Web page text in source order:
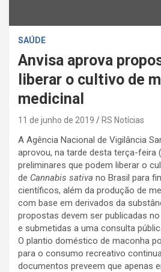
SAÚDE
Anvisa aprova
liberar o cultivo de
medicinal
11 de junho de 2019 RS Notícias
A Agência Nacional de Vigilância
aprovou, na tarde desta terça-feira
preliminares que podem liberar o
de Cannabis sativa no Brasil para
científicos, além da produção de
com base em derivados da
propostas devem ser publicadas no
e submetidas a uma consulta
O plantio doméstico de maconha
para o consumo recreativo
documentos preveem que apenas